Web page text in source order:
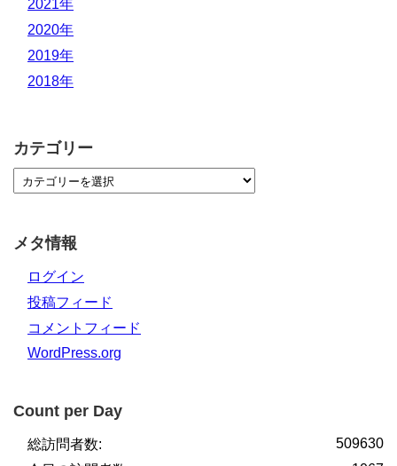
2021年
2020年
2019年
2018年
カテゴリー
メタ情報
ログイン
投稿フィード
コメントフィード
WordPress.org
Count per Day
509630
総訪問者数: